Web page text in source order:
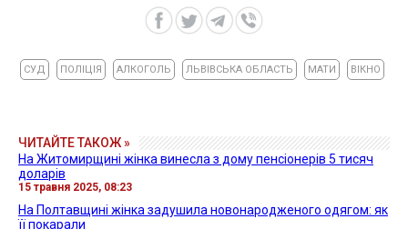
СУД ПОЛІЦІЯ АЛКОГОЛЬ ЛЬВІВСЬКА ОБЛАСТЬ МАТИ ВІКНО
ЧИТАЙТЕ ТАКОЖ »
На Житомирщині жінка винесла з дому пенсіонерів 5 тисяч
доларів
15 травня 2025, 08:23
На Полтавщині жінка задушила новонародженого одягом: як
її покарали